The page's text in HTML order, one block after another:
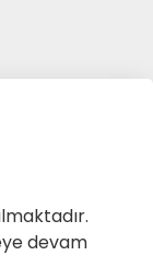
devam